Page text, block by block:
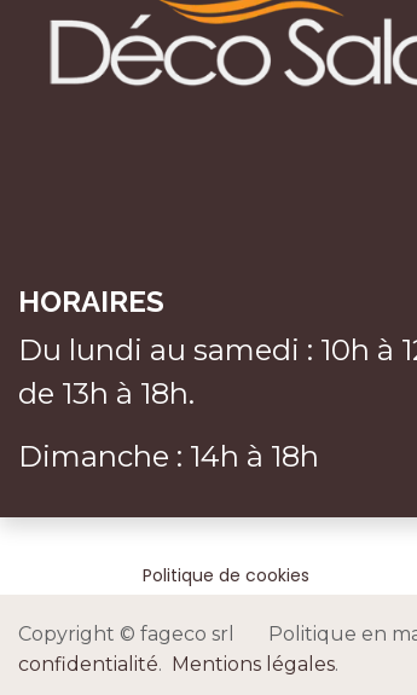
HORAIRES
Du lundi au samedi : 10h à
de 13h à 18h.
Dimanche : 14h à 18h
Politique de cookies
Copyright © fageco srl Politique en
confidentialité. Mentions légales.